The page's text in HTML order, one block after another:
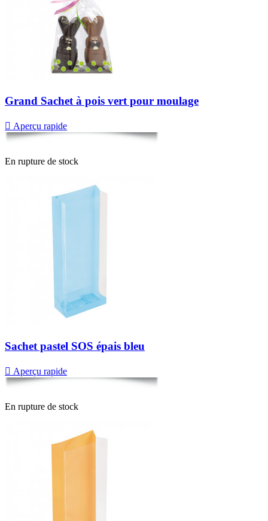
Grand Sachet à pois vert pour moulage
 Aperçu rapide
En rupture de stock
Sachet pastel SOS épais bleu
 Aperçu rapide
En rupture de stock